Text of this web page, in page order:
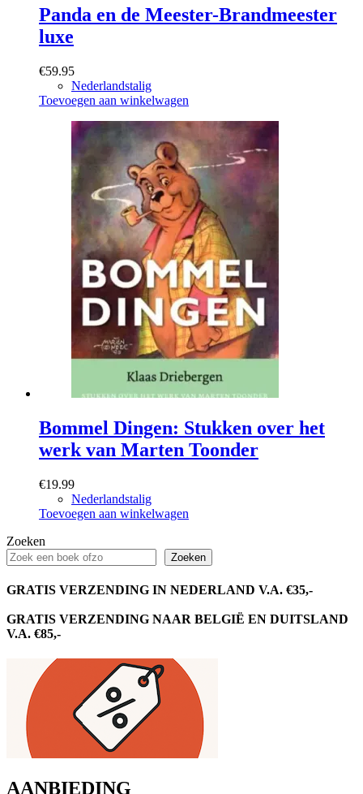
Panda en de Meester-Brandmeester
luxe
€59.95
Nederlandstalig
Toevoegen aan winkelwagen
Bommel Dingen: Stukken over het
werk van Marten Toonder
€19.99
Nederlandstalig
Toevoegen aan winkelwagen
Zoeken
Zoeken
GRATIS VERZENDING IN NEDERLAND V.A. €35,-
GRATIS VERZENDING NAAR BELGIË EN DUITSLAND
V.A. €85,-
AANBIEDING